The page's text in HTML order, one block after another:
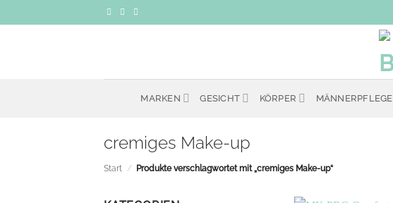
Inhalt
MARKEN GESICHT KÖRPER MÄNNERPFLEGE
cremiges Make-up
Start / Produkte verschlagwortet mit „cremiges Make-up“